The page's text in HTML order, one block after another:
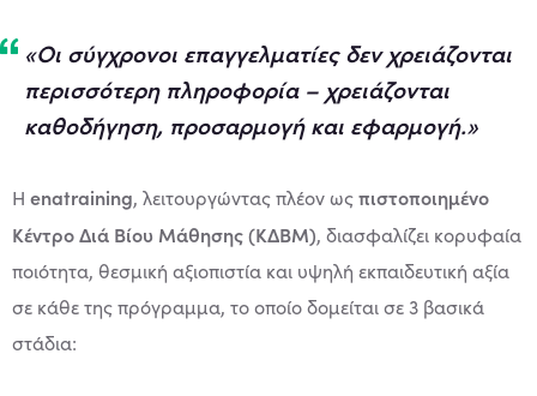
«Οι σύγχρονοι επαγγελματίες δεν χρειάζονται
περισσότερη πληροφορία – χρειάζονται
καθοδήγηση, προσαρμογή και εφαρμογή.»
Η enatraining, λειτουργώντας πλέον ωςπιστοποιημένο
Κέντρο Διά Βίου Μάθησης (ΚΔΒΜ), διασφαλίζει κορυφαία
ποιότητα, θεσμική αξιοπιστία και υψηλή εκπαιδευτική αξία
σε κάθε της πρόγραμμα, το οποίο δομείται σε 3 βασικά
στάδια: